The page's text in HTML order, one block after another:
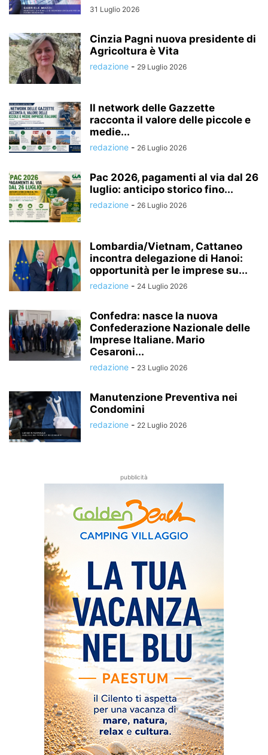
31 Luglio 2026
Cinzia Pagni nuova presidente di
Agricoltura è Vita
redazione - 29 Luglio 2026
Il network delle Gazzette
racconta il valore delle piccole e
medie...
redazione - 26 Luglio 2026
Pac 2026, pagamenti al via dal 26
luglio: anticipo storico fino...
redazione - 26 Luglio 2026
Lombardia/Vietnam, Cattaneo
incontra delegazione di Hanoi:
opportunità per le imprese su...
redazione - 24 Luglio 2026
Confedra: nasce la nuova
Confederazione Nazionale delle
Imprese Italiane. Mario
Cesaroni...
redazione - 23 Luglio 2026
Manutenzione Preventiva nei
Condomini
redazione - 22 Luglio 2026
pubblicità